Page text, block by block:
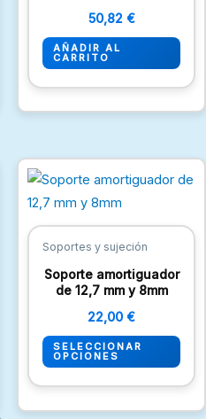
50,82 €
AÑADIR AL
CARRITO
Soportes y sujeción
Soporte amortiguador
de 12,7 mm y 8mm
22,00 €
SELECCIONAR
OPCIONES